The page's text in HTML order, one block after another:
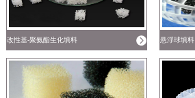
改性基-聚氨酯生化填料 悬浮球填料